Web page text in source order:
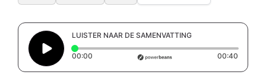
LUISTER NAAR DE SAMENVATTING
00:00 Elapsed time: 0 seconds 00:40